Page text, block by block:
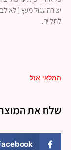
יצירה עגול מעץ (ולא
לתלייה.
המלאי אזל
שלח את